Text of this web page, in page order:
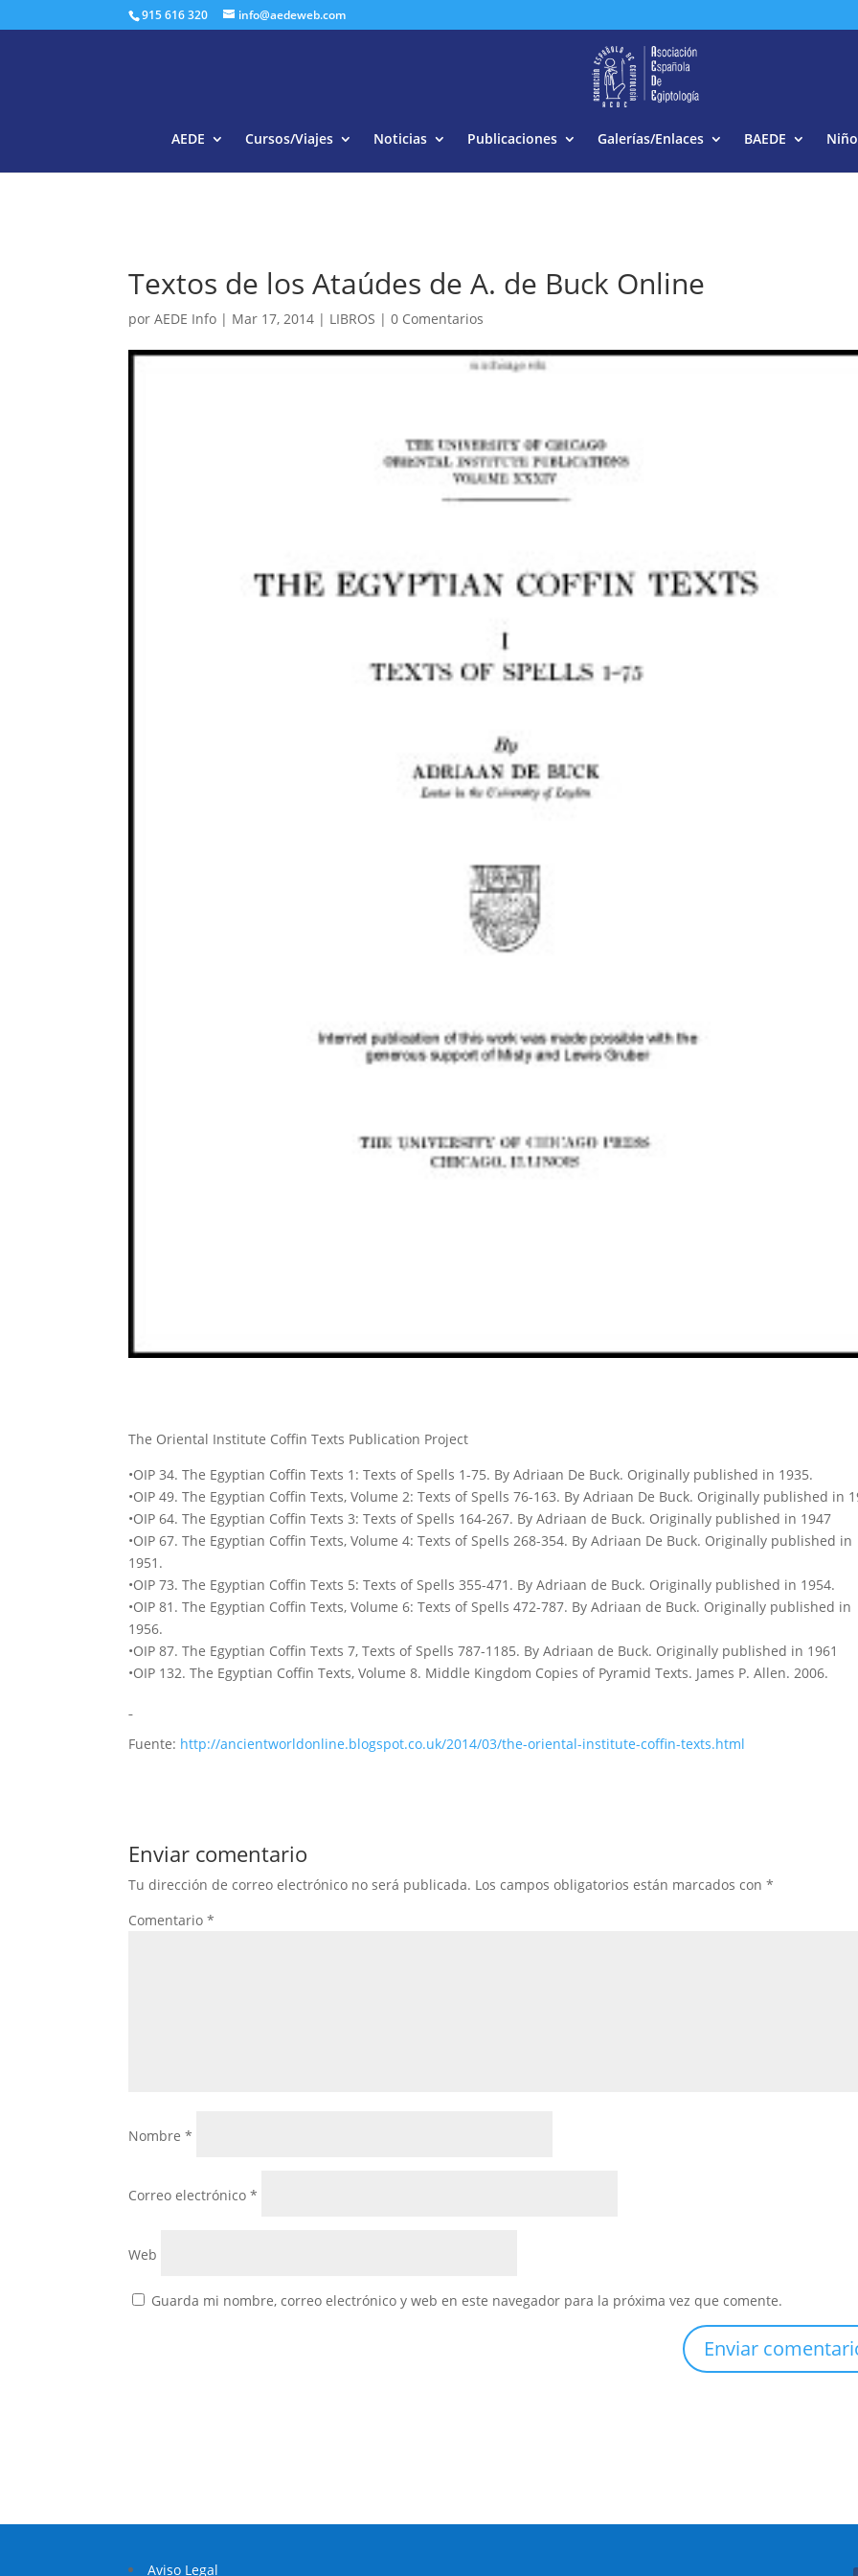
915 616 320 info@aedeweb.com
AEDE Cursos/Viajes Noticias Publicaciones Galerías/Enlaces BAEDE
Textos de los Ataúdes de A. de Buck Online
porAEDE Info | Mar 17, 2014 | LIBROS |0 Comentarios
The Oriental Institute Coffin Texts Publication Project
•OIP 34. The Egyptian Coffin Texts 1: Texts of Spells 1-75. By Adriaan De Buck. Originally published in 1935.
•OIP 49. The Egyptian Coffin Texts, Volume 2: Texts of Spells 76-163. By Adriaan De Buck. Originally published in
•OIP 64. The Egyptian Coffin Texts 3: Texts of Spells 164-267. By Adriaan de Buck. Originally published in 1947
•OIP 67. The Egyptian Coffin Texts, Volume 4: Texts of Spells 268-354. By Adriaan De Buck. Originally published in
1951.
•OIP 73. The Egyptian Coffin Texts 5: Texts of Spells 355-471. By Adriaan de Buck. Originally published in 1954.
•OIP 81. The Egyptian Coffin Texts, Volume 6: Texts of Spells 472-787. By Adriaan de Buck. Originally published in
1956.
•OIP 87. The Egyptian Coffin Texts 7, Texts of Spells 787-1185. By Adriaan de Buck. Originally published in 1961
•OIP 132. The Egyptian Coffin Texts, Volume 8. Middle Kingdom Copies of Pyramid Texts. James P. Allen. 2006.
Fuente: http://ancientworldonline.blogspot.co.uk/2014/03/the-oriental-institute-coffin-texts.html
Enviar comentario
Tu dirección de correo electrónico no será publicada. Los campos obligatorios están marcados con*
Comentario*
Nombre*
Correo electrónico*
Web
Guarda mi nombre, correo electrónico y web en este navegador para la próxima vez que comente.
Aviso Legal